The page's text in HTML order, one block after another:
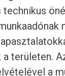
a területen.
a